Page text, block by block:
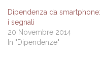
Dipendenza da smartphone:
i segnali
20 Novembre 2014
In "Dipendenze"